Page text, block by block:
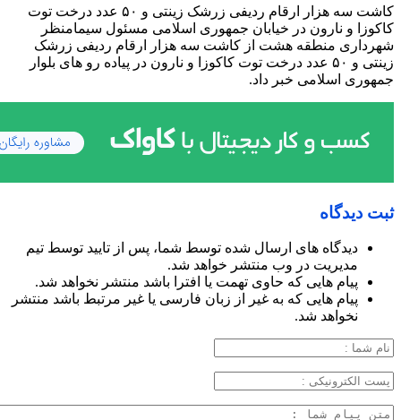
کاشت سه هزار ارقام ردیفی زرشک زینتی و ۵۰ عدد درخت توت
کاکوزا و نارون در خیابان جمهوری اسلامی مسئول سیمامنظر
شهرداری منطقه هشت از کاشت سه هزار ارقام ردیفی زرشک
زینتی و ۵۰ عدد درخت توت کاکوزا و نارون در پیاده رو های بلوار
جمهوری اسلامی خبر داد.
ثبت دیدگاه
دیدگاه های ارسال شده توسط شما، پس از تایید توسط تیم
مدیریت در وب منتشر خواهد شد.
پیام هایی که حاوی تهمت یا افترا باشد منتشر نخواهد شد.
پیام هایی که به غیر از زبان فارسی یا غیر مرتبط باشد منتشر
نخواهد شد.